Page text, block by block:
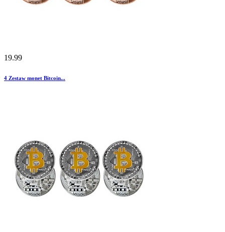
19.99
4 Zestaw monet Bitcoin...